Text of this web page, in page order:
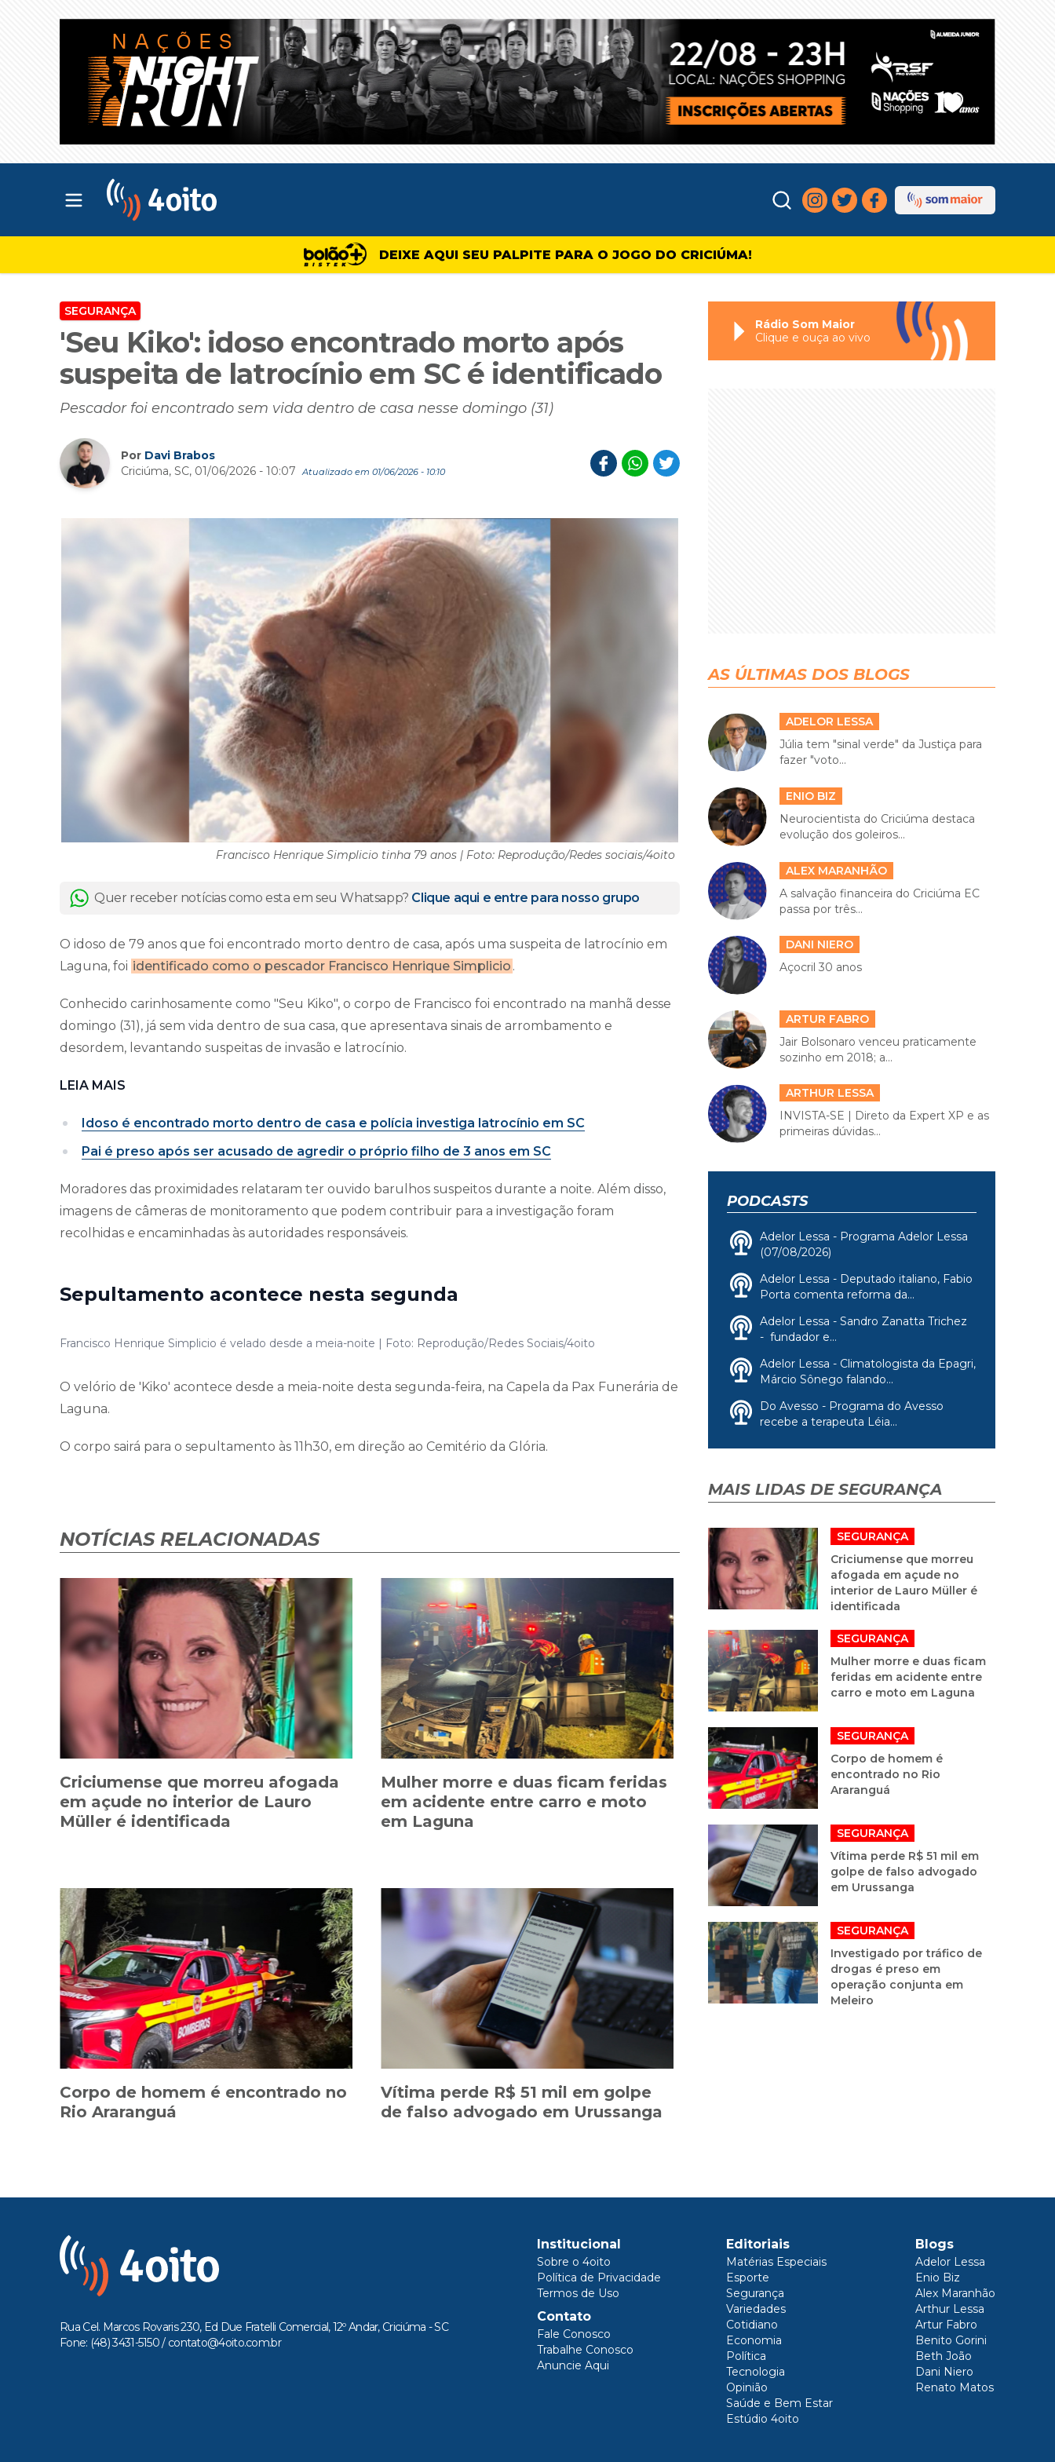
Abrir menu principal
DEIXE AQUI SEU PALPITE PARA O JOGO DO CRICIÚMA!
SEGURANÇA
'Seu Kiko': idoso encontrado morto após
suspeita de latrocínio em SC é identificado
Pescador foi encontrado sem vida dentro de casa nesse domingo (31)
Por Davi Brabos
Criciúma, SC, 01/06/2026 - 10:07
Atualizado em 01/06/2026 - 10:10
Francisco Henrique Simplicio tinha 79 anos | Foto: Reprodução/Redes sociais/4oito
Quer receber notícias como esta em seu Whatsapp? Clique aqui e entre para nosso grupo
O idoso de 79 anos que foi encontrado morto dentro de casa, após uma suspeita de latrocínio em
Laguna, foi identificado como o pescador Francisco Henrique Simplicio .
Conhecido carinhosamente como "Seu Kiko", o corpo de Francisco foi encontrado na manhã desse
domingo (31), já sem vida dentro de sua casa, que apresentava sinais de arrombamento e
desordem, levantando suspeitas de invasão e latrocínio.
LEIA MAIS
Idoso é encontrado morto dentro de casa e polícia investiga latrocínio em SC
Pai é preso após ser acusado de agredir o próprio filho de 3 anos em SC
Moradores das proximidades relataram ter ouvido barulhos suspeitos durante a noite. Além disso,
imagens de câmeras de monitoramento que podem contribuir para a investigação foram
recolhidas e encaminhadas às autoridades responsáveis.
Sepultamento acontece nesta segunda
Francisco Henrique Simplicio é velado desde a meia-noite | Foto: Reprodução/Redes Sociais/4oito
O velório de 'Kiko' acontece desde a meia-noite desta segunda-feira, na Capela da Pax Funerária de
Laguna.
O corpo sairá para o sepultamento às 11h30, em direção ao Cemitério da Glória.
NOTÍCIAS RELACIONADAS
Criciumense que morreu afogada
em açude no interior de Lauro
Müller é identificada
Mulher morre e duas ficam feridas
em acidente entre carro e moto
em Laguna
Corpo de homem é encontrado no
Rio Araranguá
Vítima perde R$ 51 mil em golpe
de falso advogado em Urussanga
Rádio Som Maior
Clique e ouça ao vivo
AS ÚLTIMAS DOS BLOGS
ADELOR LESSA
Júlia tem "sinal verde" da Justiça para
fazer "voto...
ENIO BIZ
Neurocientista do Criciúma destaca
evolução dos goleiros...
ALEX MARANHÃO
A salvação financeira do Criciúma EC
passa por três...
DANI NIERO
Açocril 30 anos
ARTUR FABRO
Jair Bolsonaro venceu praticamente
sozinho em 2018; a...
ARTHUR LESSA
INVISTA-SE | Direto da Expert XP e as
primeiras dúvidas...
PODCASTS
Adelor Lessa - Programa Adelor Lessa
(07/08/2026)
Adelor Lessa - Deputado italiano, Fabio
Porta comenta reforma da...
Adelor Lessa - Sandro Zanatta Trichez
- fundador e...
Adelor Lessa - Climatologista da Epagri,
Márcio Sônego falando...
Do Avesso - Programa do Avesso
recebe a terapeuta Léia...
MAIS LIDAS DE SEGURANÇA
SEGURANÇA
Criciumense que morreu
afogada em açude no
interior de Lauro Müller é
identificada
SEGURANÇA
Mulher morre e duas ficam
feridas em acidente entre
carro e moto em Laguna
SEGURANÇA
Corpo de homem é
encontrado no Rio
Araranguá
SEGURANÇA
Vítima perde R$ 51 mil em
golpe de falso advogado
em Urussanga
SEGURANÇA
Investigado por tráfico de
drogas é preso em
operação conjunta em
Meleiro
Rua Cel. Marcos Rovaris 230, Ed Due Fratelli Comercial, 12º Andar, Criciúma - SC
Fone: (48) 3431-5150 / contato@4oito.com.br
Institucional
Sobre o 4oito
Política de Privacidade
Termos de Uso
Contato
Fale Conosco
Trabalhe Conosco
Anuncie Aqui
Editoriais
Matérias Especiais
Esporte
Segurança
Variedades
Cotidiano
Economia
Política
Tecnologia
Opinião
Saúde e Bem Estar
Estúdio 4oito
Blogs
Adelor Lessa
Enio Biz
Alex Maranhão
Arthur Lessa
Artur Fabro
Benito Gorini
Beth João
Dani Niero
Renato Matos